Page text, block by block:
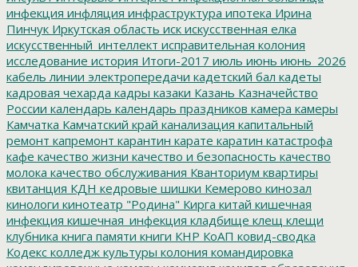
инфекция инфляция инфраструктура ипотека Ирина
Пинчук Иркутская область иск искусственная елка
искусственный_интеллект исправительная колония
исследование история Итоги-2017 июль июнь июнь_2026
кабель линии электропередачи кадетский бал кадеты
кадровая чехарда кадры казаки Казань Казначейство
России календарь календарь праздников камера камеры
Камчатка Камчатский край канализация капитальный
ремонт капремонт карантин карате каратин катастрофа
кафе качество жизни качество и безопасность качество
молока качество обслуживания Кванториум квартиры
квитанция КДН кедровые шишки Кемерово кинозал
кинологи кинотеатр "Родина" Кирга китай кишечная
инфекция кишечная_инфекция кладбище клещ клещи
клубника книга памяти книги КНР КоАП ковид-сводка
Кодекс колледж культуры колония командировка